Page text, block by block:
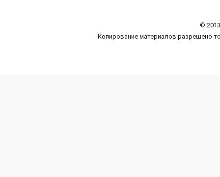
©
Копирование материалов разрешено